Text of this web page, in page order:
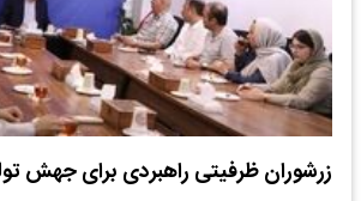
زرشوران ظرفیتی راهبردی برای جهش